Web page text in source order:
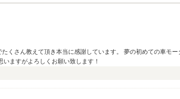
くさん教えて頂き本当に感謝しています。 夢の初めての車モ
ますがよろしくお願い致します！